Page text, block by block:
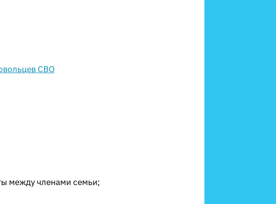
между членами семьи;